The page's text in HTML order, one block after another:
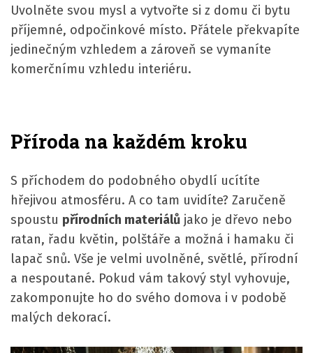
Uvolněte svou mysl a vytvořte si z domu či bytu
příjemné, odpočinkové místo. Přátele překvapíte
jedinečným vzhledem a zároveň se vymaníte
komerčnímu vzhledu interiéru.
Příroda na každém kroku
S příchodem do podobného obydlí ucítíte
hřejivou atmosféru. A co tam uvidíte? Zaručeně
spoustu přírodních materiálů jako je dřevo nebo
ratan, řadu květin, polštáře a možná i hamaku či
lapač snů. Vše je velmi uvolněné, světlé, přírodní
a nespoutané. Pokud vám takový styl vyhovuje,
zakomponujte ho do svého domova i v podobě
malých dekorací.